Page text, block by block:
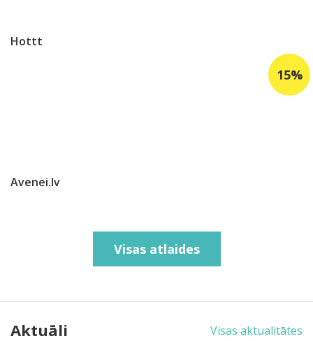
Hottt
Avenei.lv
Visas atlaides
Aktuāli Visas aktualitātes